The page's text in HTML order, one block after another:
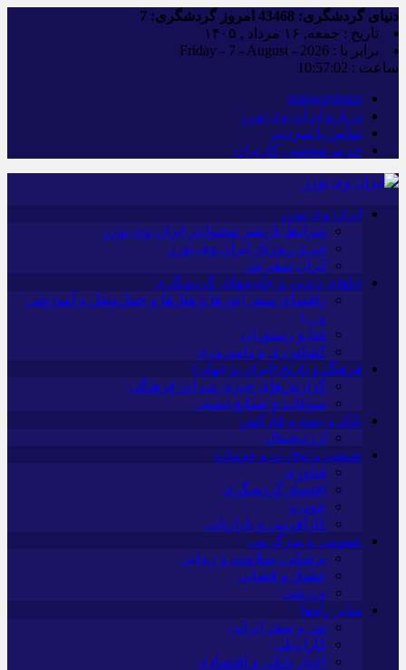
دنیای گردشگری: امروز گردشگری:
تاریخ : جمعه, ۱۶ مرداد , ۱۴۰۵
برابر با : Friday - 7 - August - 2026
ساعت : 10:57:03
iranwaytours
درباره ایران وی تورز
تماس با سردبیر
حریم شخصی کاربران
ایران وی تورز
شرایط بازنشر محتوا در ایران وی تورز
خرید رپورتاژ ایران وی تورز
ایران سفر تور
جاهای دیدنی و جاذبه‌های گردشگری
راهنمای سفر (تورها و هتل‌ها و حمل‌و‌نقل و آموزشی
و…)
غذا و رستوران
کشاورزی و دامپروری
فرهنگ و تاریخ (ایران و جهان)
گزارش‌های خبری میراث فرهنگی
سوغات و صنایع دستی
بانک و بیمه و فارکس
ارزدیجیتال
صنعت و تجارت و خدمات
فناوری
اقتصاد گردشگری
خودرو
کارآفرینی و بازاریابی
عمومی و سرگرمی
پزشکی، سلامت و زیبایی
حقوق و قضایی
ورزشی
سایر راه‌ها
تور و سفر ایرانی
کارا دیلی
اخبار بانکی و اقتصادی